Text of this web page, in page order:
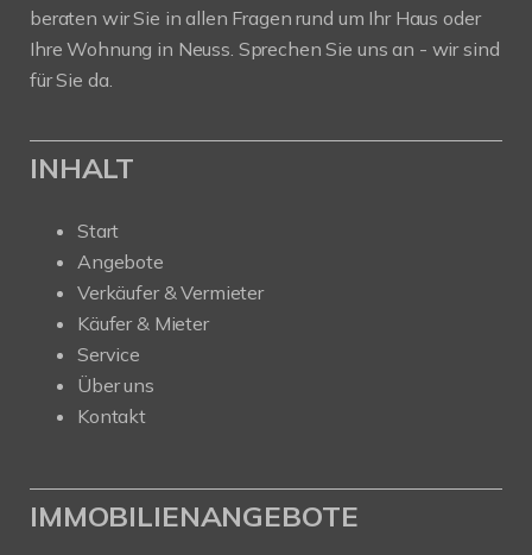
beraten wir Sie in allen Fragen rund um Ihr Haus oder
Ihre Wohnung in Neuss. Sprechen Sie uns an - wir sind
für Sie da.
INHALT
Start
Angebote
Verkäufer & Vermieter
Käufer & Mieter
Service
Über uns
Kontakt
IMMOBILIENANGEBOTE